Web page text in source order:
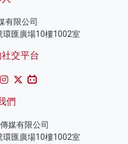
有限公司
環匯廣場10樓1002室
交平台
們
媒有限公司
環匯廣場10樓1002室